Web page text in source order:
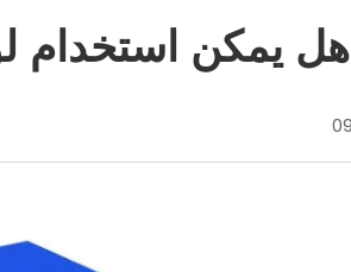
هل يمكن استخدام